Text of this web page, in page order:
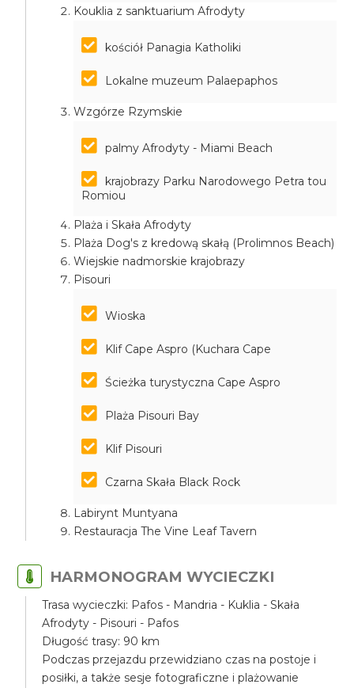
Kouklia z sanktuarium Afrodyty
kościół Panagia Katholiki
Lokalne muzeum Palaepaphos
Wzgórze Rzymskie
palmy Afrodyty - Miami Beach
krajobrazy Parku Narodowego Petra tou
Romiou
Plaża i Skała Afrodyty
Plaża Dog's z kredową skałą (Prolimnos Beach)
Wiejskie nadmorskie krajobrazy
Pisouri
Wioska
Klif Cape Aspro (Kuchara Cape
Ścieżka turystyczna Cape Aspro
Plaża Pisouri Bay
Klif Pisouri
Czarna Skała Black Rock
Labirynt Muntyana
Restauracja The Vine Leaf Tavern
HARMONOGRAM WYCIECZKI
Trasa wycieczki: Pafos - Mandria - Kuklia - Skała
Afrodyty - Pisouri - Pafos
Długość trasy: 90 km
Podczas przejazdu przewidziano czas na postoje i
posiłki, a także sesje fotograficzne i plażowanie